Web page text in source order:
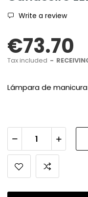
Write a review
€73.70
Tax included
Lámpara de